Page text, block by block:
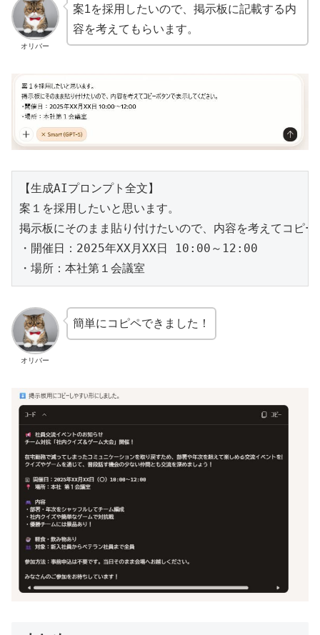
オリバー
案1を採用したいので、掲示板に記載する内
容を考えてもらいます。
【生成AIプロンプト全文】
案１を採用したいと思います。
掲示板にそのまま貼り付けたいので、内容を考えてコピ
・開催日：2025年XX月XX日 10:00～12:00
・場所：本社第１会議室
オリバー
簡単にコピペできました！